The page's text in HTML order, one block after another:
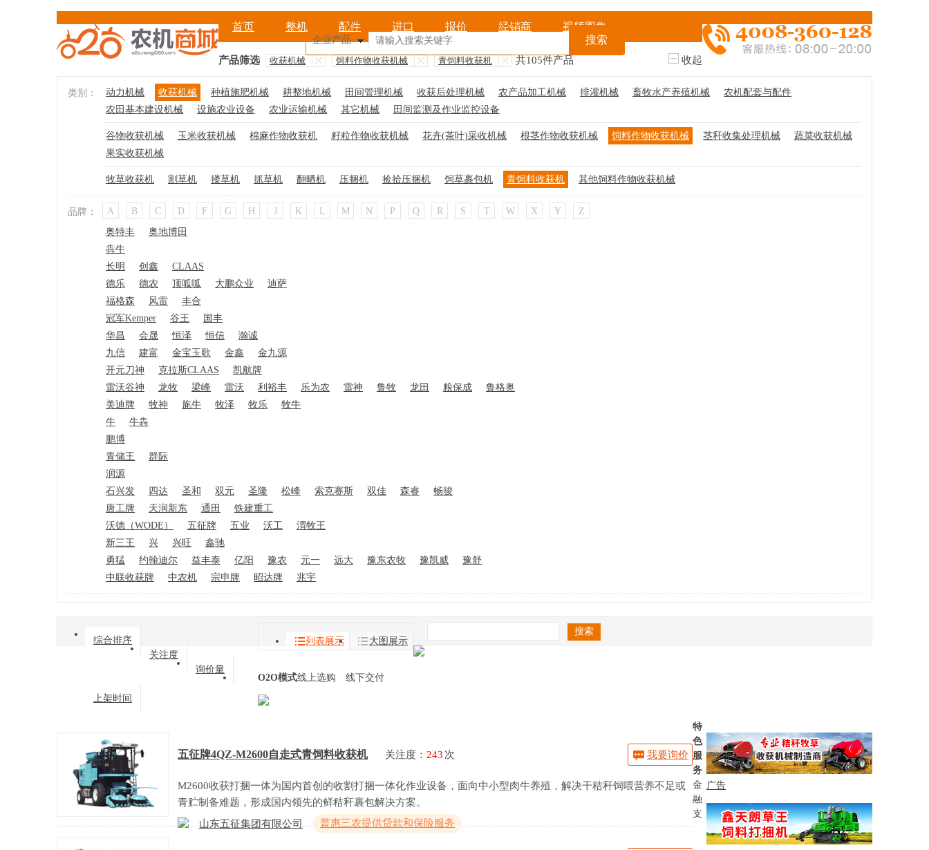
首页 整机 配件 进口 报价 经销商 视频图集
产品筛选 收获机械 饲料作物收获机械 青饲料收获机 共105件产品 收起
类别： 动力机械 收获机械 种植施肥机械 耕整地机械 田间管理机械 收获后处理机械 农产品加工机械 排灌机械 畜牧水产养殖机械
农机配套与配件
农田基本建设机械
设施农业设备 农业运输机械 其它机械 田间监测及作业监控设备
谷物收获机械 玉米收获机械 棉麻作物收获机 籽粒作物收获机械 花卉(茶叶)采收机械 根茎作物收获机械 饲料作物收获机械 茎秆收集处理机械
蔬菜收获机械
果实收获机械
牧草收获机 割草机 搂草机 抓草机 翻晒机 压捆机 捡拾压捆机 饲草裹包机 青饲料收获机 其他饲料作物收获机械
品牌： A B C D F G H J K L M N P Q R S T W X Y
Z
奥特丰
奥地博田
犇牛
长明
创鑫
CLAAS
德乐
德农 顶呱呱 大鹏众业
迪萨
福格森
风雷
丰合
冠军Kemper
谷王
国丰
华昌
会晟 恒泽 恒信
瀚诚
九信
建富 金宝玉歌 金鑫
金九源
开元刀神
克拉斯CLAAS
凯航牌
雷沃谷神
龙牧 梁峰 雷沃 利裕丰 乐为农 雷神 鲁牧 龙田 粮保成
鲁格奥
美迪牌
牧神 旄牛 牧泽 牧乐
牧牛
牛
牛犇
鹏博
青储王
群际
润源
石兴发
四达 圣和 双元 圣隆 松峰 索克赛斯 双佳 森睿
畅骏
唐工牌
天润新东 通田
铁建重工
沃德（WODE）
五征牌 五业 沃工
渭牧王
新三王
兴 兴旺
鑫驰
勇猛
约翰迪尔 益丰泰 亿阳 豫农 元一 远大 豫东农牧 豫凯威
豫舒
中联收获牌
中农机 宗申牌 昭达牌 兆宇
综合排序
关注度
询价量
上架时间
列表展示 大图展示
五征牌4QZ-M2600自走式青饲料收获机 关注度： 243 次
M2600收获打捆一体为国内首创的收割打捆一体化作业设备，面向中小型肉牛养殖，解决干秸秆饲喂营养不足或
青贮制备难题，形成国内领先的鲜秸秆裹包解决方案。
我要询价
山东五征集团有限公司 普惠三农提供贷款和保险服务
广告
O2O模式线上选购 线下交付
特
色
服
务
金
融
支